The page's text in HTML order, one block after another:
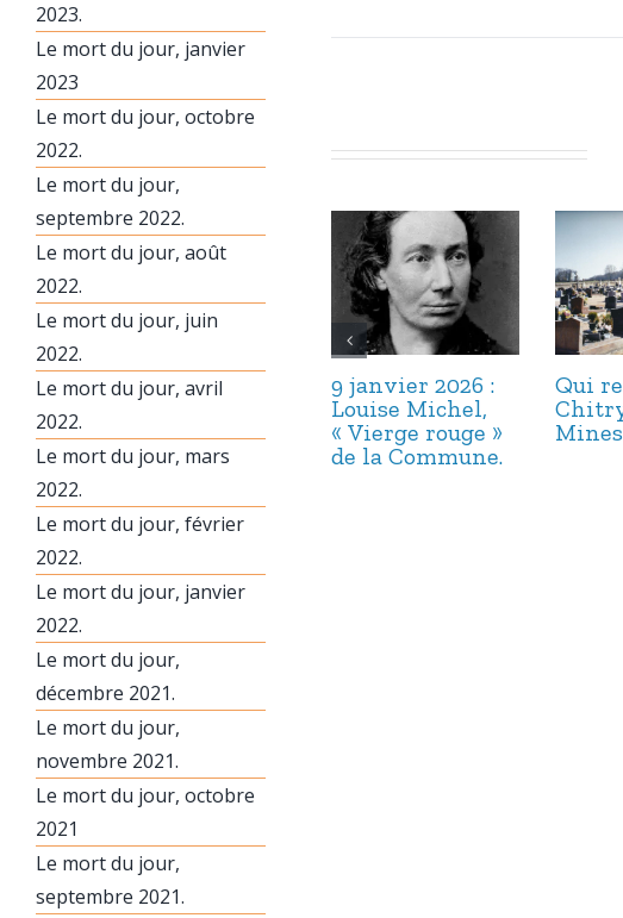
9 janvier 2026 :
Louise Michel,
« Vierge rouge »
de la Commune.
Qui
Mines
2023.
Le mort du jour, janvier
2023
Le mort du jour, octobre
2022.
Le mort du jour,
septembre 2022.
Le mort du jour, août
2022.
Le mort du jour, juin
2022.
Le mort du jour, avril
2022.
Le mort du jour, mars
2022.
Le mort du jour, février
2022.
Le mort du jour, janvier
2022.
Le mort du jour,
décembre 2021.
Le mort du jour,
novembre 2021.
Le mort du jour, octobre
2021
Le mort du jour,
septembre 2021.